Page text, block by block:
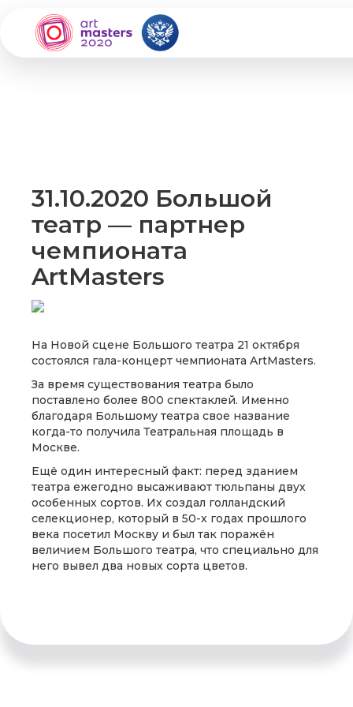
31.10.2020 Большой
театр — партнер
чемпионата
ArtMasters
На Новой сцене Большого театра 21 октября
состоялся гала-концерт чемпионата ArtMasters.
За время существования театра было
поставлено более 800 спектаклей. Именно
благодаря Большому театра свое название
когда-то получила Театральная площадь в
Москве.
Ещё один интересный факт: перед зданием
театра ежегодно высаживают тюльпаны двух
особенных сортов. Их создал голландский
селекционер, который в 50-х годах прошлого
века посетил Москву и был так поражён
величием Большого театра, что специально для
него вывел два новых сорта цветов.